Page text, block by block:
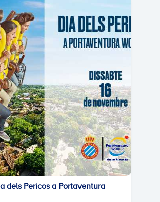
dels Pericos a Portaventura